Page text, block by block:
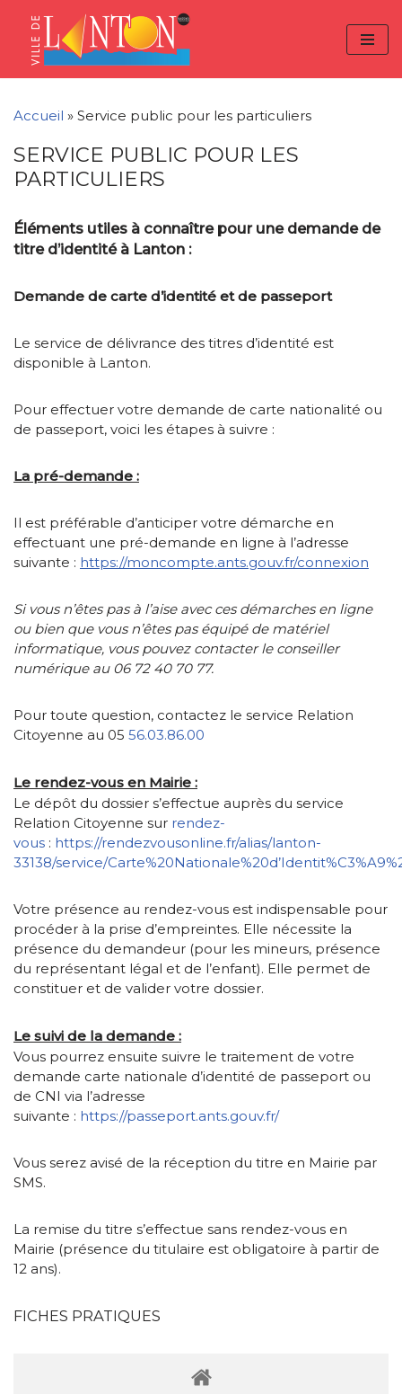
Content
navigation
Aller
Accueil » Service public pour les particuliers
SERVICE PUBLIC POUR LES
PARTICULIERS
Éléments utiles à connaître pour une demande de
titre d’identité à Lanton :
Demande de carte d’identité et de passeport
Le service de délivrance des titres d’identité est
disponible à Lanton.
Pour effectuer votre demande de carte nationalité ou
de passeport, voici les étapes à suivre :
La pré-demande :
Il est préférable d’anticiper votre démarche en
effectuant une pré-demande en ligne à l’adresse
suivante : https://moncompte.ants.gouv.fr/connexion
Si vous n’êtes pas à l’aise avec ces démarches en ligne
ou bien que vous n’êtes pas équipé de matériel
informatique, vous pouvez contacter le conseiller
numérique au 06 72 40 70 77.
Pour toute question, contactez le service Relation
Citoyenne au 05 56.03.86.00
Le rendez-vous en Mairie :
Le dépôt du dossier s’effectue auprès du service
Relation Citoyenne sur rendez-
vous : https://rendezvousonline.fr/alias/lanton-
33138/service/
Votre présence au rendez-vous est indispensable pour
procéder à la prise d’empreintes. Elle nécessite la
présence du demandeur (pour les mineurs, présence
du représentant légal et de l’enfant). Elle permet de
constituer et de valider votre dossier.
Le suivi de la demande :
Vous pourrez ensuite suivre le traitement de votre
demande carte nationale d’identité de passeport ou
de CNI via l’adresse
suivante : https://passeport.ants.gouv.fr/
Vous serez avisé de la réception du titre en Mairie par
SMS.
La remise du titre s’effectue sans rendez-vous en
Mairie (présence du titulaire est obligatoire à partir de
12 ans).
FICHES PRATIQUES
Panneau de gestion des cookies